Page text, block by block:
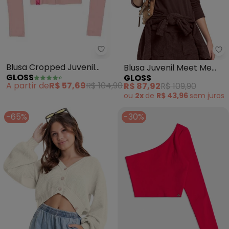
Gloss - Blusa Cropped Juvenil
Blusa Cropped Juvenil
Menina (Rosa)
GLOSS
A partir deR$ 57,69R$ 104,90
Blusa Juvenil Meet Me
Manga Longa Marrom
GLOSS
R$ 87,92R$ 109,90
ou 2x de R$ 43,96 sem juros
-65% -30%